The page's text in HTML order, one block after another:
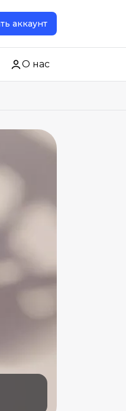
аккаунт
О нас